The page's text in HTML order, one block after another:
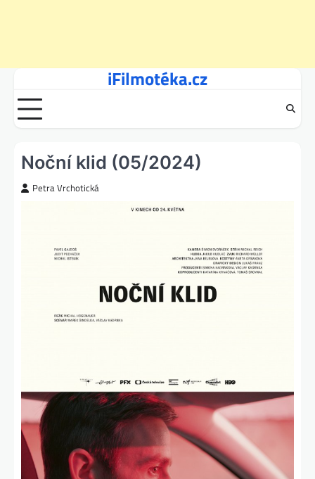
content
iFilmotéka.cz
Noční klid (05/2024)
Petra Vrchotická